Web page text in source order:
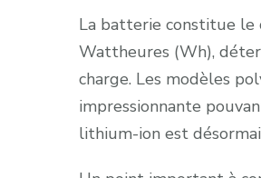
La batterie constitue le
Wattheures (Wh),
charge. Les modèles
impressionnante
lithium-ion est